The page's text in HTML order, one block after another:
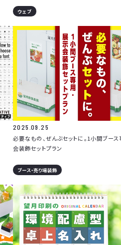
ウェブ
2025.09.25
必要なもの、ぜんぶセットに。1小間ブース
会装飾セットプラン
ブース・売り場装飾